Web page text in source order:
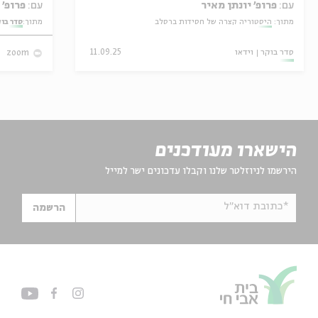
עם: פרופ' יונתן מאיר
מתוך: היסטוריה קצרה של חסידות ברסלב
סדר בוקר וידאו 11.09.25
עם: פרופ' אביגדור שנאן
מתוך:סדר
zoom
הישארו מעודכנים
הירשמו לניוזלטר שלנו וקבלו עדכונים ישר למייל
*כתובת דוא"ל הרשמה